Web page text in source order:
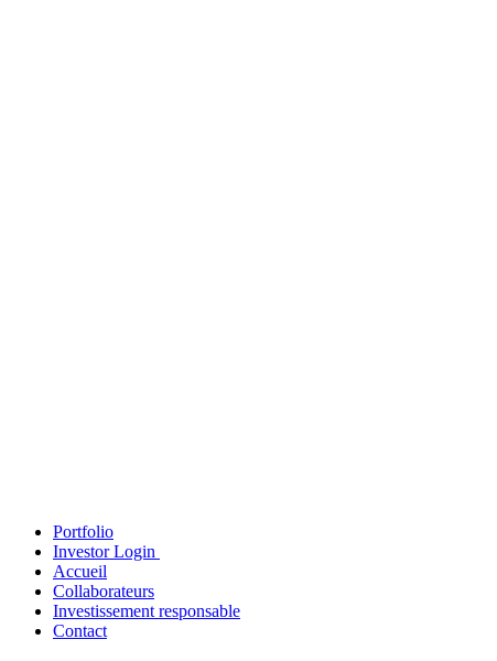
Portfolio
Investor Login
Accueil
Collaborateurs
Investissement responsable
Contact